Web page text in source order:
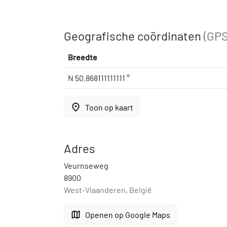
Geografische coördinaten
Breedte
N 50.868111111111 °
place Toon op kaart
Adres
Veurnseweg
8900
West-Vlaanderen, België
map Openen op Google Maps